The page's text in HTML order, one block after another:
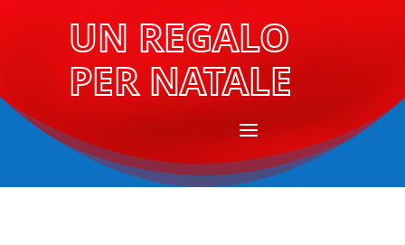
UN REGALO
PER NATALE